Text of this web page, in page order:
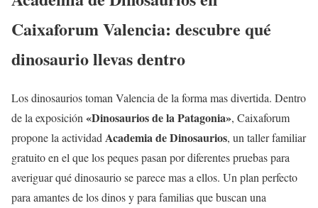
Caixaforum Valencia: descubre qué
dinosaurio llevas dentro
Los dinosaurios toman Valencia de la forma mas divertida. Dentro
de la exposición «Dinosaurios de la Patagonia», Caixaforum
propone la actividad Academia de Dinosaurios, un taller familiar
gratuito en el que los peques pasan por diferentes pruebas para
averiguar qué dinosaurio se parece mas a ellos. Un plan perfecto
para amantes de los dinos y para familias que buscan una